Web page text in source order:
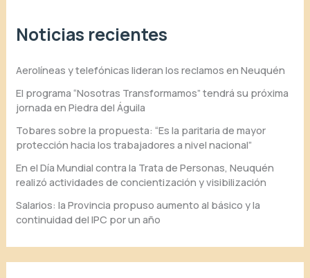
Noticias recientes
Aerolíneas y telefónicas lideran los reclamos en Neuquén
El programa “Nosotras Transformamos” tendrá su próxima
jornada en Piedra del Águila
Tobares sobre la propuesta: “Es la paritaria de mayor
protección hacia los trabajadores a nivel nacional”
En el Día Mundial contra la Trata de Personas, Neuquén
realizó actividades de concientización y visibilización
Salarios: la Provincia propuso aumento al básico y la
continuidad del IPC por un año